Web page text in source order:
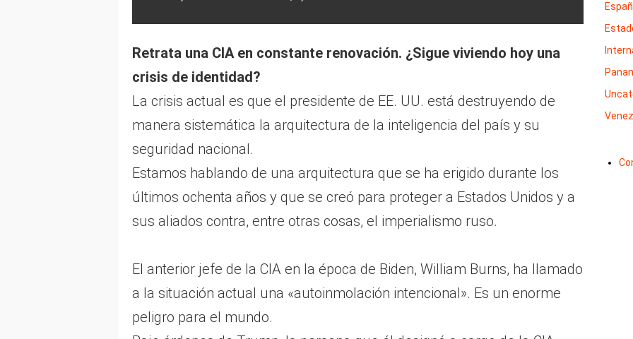
Retrata una CIA en constante renovación. ¿Sigue viviendo hoy una
crisis de identidad?
La crisis actual es que el presidente de EE. UU. está destruyendo de
manera sistemática la arquitectura de la inteligencia del país y su
seguridad nacional.
Estamos hablando de una arquitectura que se ha erigido durante los
últimos ochenta años y que se creó para proteger a Estados Unidos y a
sus aliados contra, entre otras cosas, el imperialismo ruso.
El anterior jefe de la CIA en la época de Biden, William Burns, ha llamado
a la situación actual una «autoinmolación intencional». Es un enorme
peligro para el mundo.